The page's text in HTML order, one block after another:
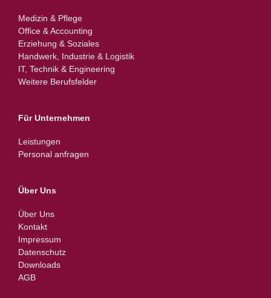
Medizin & Pflege
Office & Accounting
Erziehung & Soziales
Handwerk, Industrie & Logistik
IT, Technik & Engineering
Weitere Berufsfelder
Für Unternehmen
Leistungen
Personal anfragen
Über Uns
Über Uns
Kontakt
Impressum
Datenschutz
Downloads
AGB